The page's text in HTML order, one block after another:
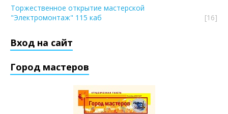
Торжественное открытие мастерской
"Электромонтаж" 115 каб
[16]
Вход на сайт
Город мастеров